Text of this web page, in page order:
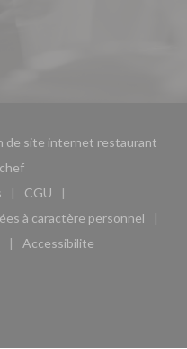
de site internet restaurant
((ouvre une nouvelle
une nouvelle fenêtre))
CGU
((ouvre une nouvelle
à caractère personnel
une nouvelle fenêtre))
nouvelle fenêtre))
Accessibilite